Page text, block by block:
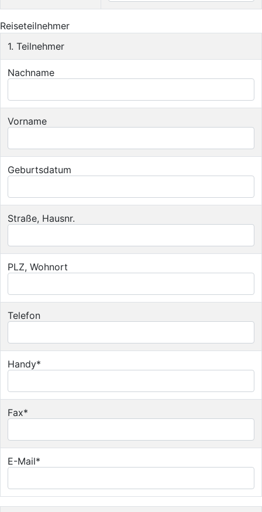
Reiseteilnehmer
1. Teilnehmer
Nachname
Vorname
Geburtsdatum
Straße, Hausnr.
PLZ, Wohnort
Telefon
Handy*
Fax*
E-Mail*